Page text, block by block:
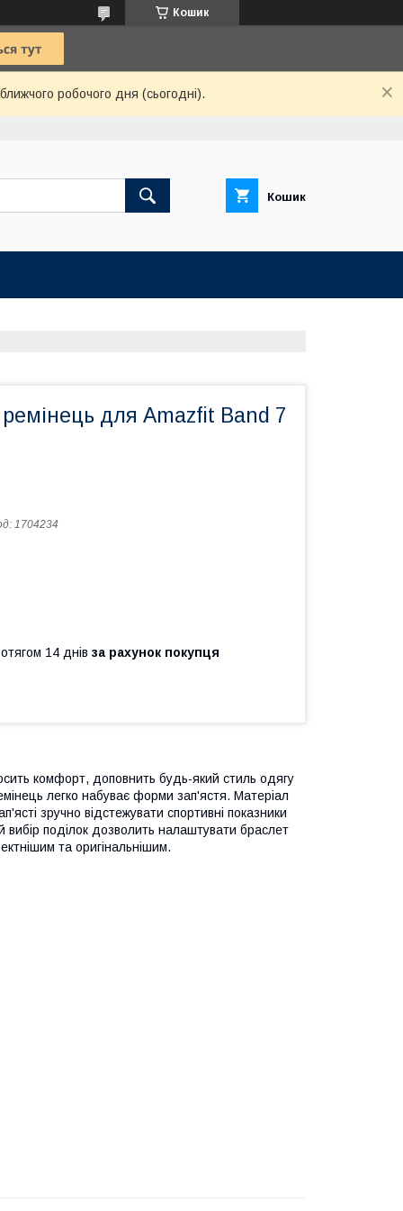
Кошик
робочого дня (сьогодні).
Кошик
для Amazfit Band 7
1704234
14 днів за рахунок покупця
комфорт, доповнить будь-який стиль одягу
легко набуває форми зап'ястя. Матеріал
зручно відстежувати спортивні показники
вибір поділок дозволить налаштувати браслет
та оригінальнішим.